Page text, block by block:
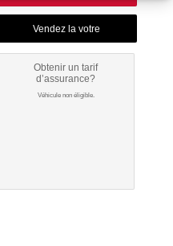
Obtenir un tarif
d’assurance?
Véhicule non éligible.